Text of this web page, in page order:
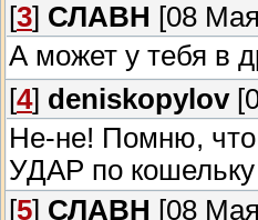
[3] СЛАВН [08
А может у тебя в
[4] deniskopylov
Не-не! Помню, что
УДАР по
[5] СЛАВН [08